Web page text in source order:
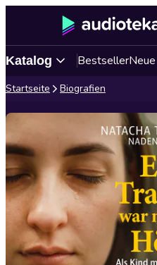
Katalog Bestseller
Startseite Biografien